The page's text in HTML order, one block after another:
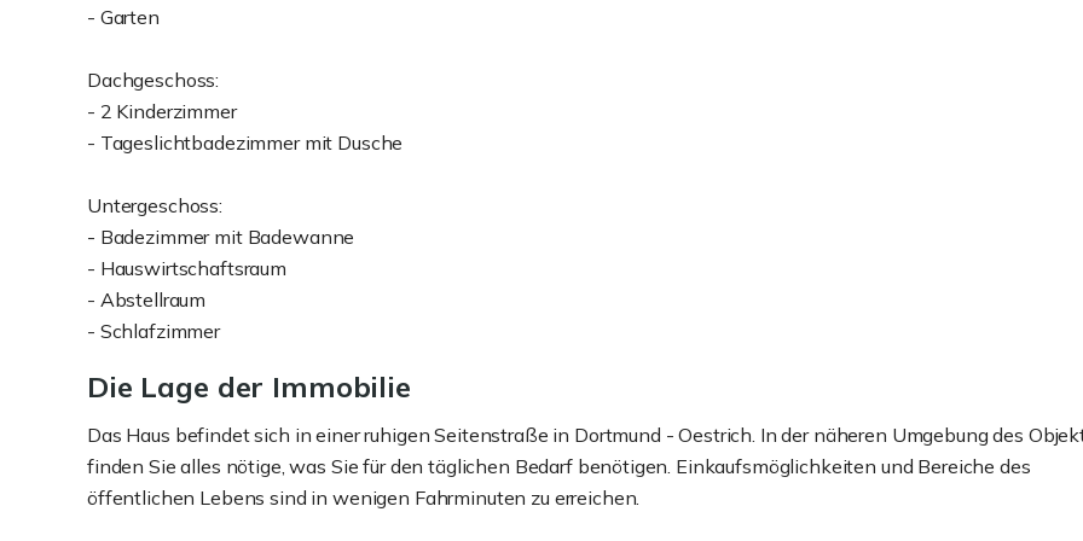
- Garten
Dachgeschoss:
- 2 Kinderzimmer
- Tageslichtbadezimmer mit Dusche
Untergeschoss:
- Badezimmer mit Badewanne
- Hauswirtschaftsraum
- Abstellraum
- Schlafzimmer
Die Lage der Immobilie
Das Haus befindet sich in einer ruhigen Seitenstraße in Dortmund - Oestrich. In der näheren Umgebung des
finden Sie alles nötige, was Sie für den täglichen Bedarf benötigen. Einkaufsmöglichkeiten und Bereiche des
öffentlichen Lebens sind in wenigen Fahrminuten zu erreichen.